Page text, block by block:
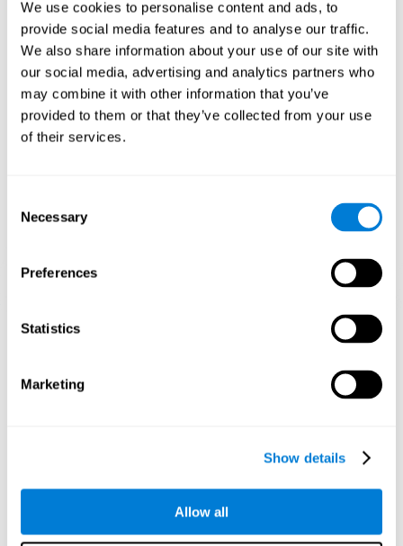
We use cookies to personalise content and ads, to
provide social media features and to analyse our traffic.
We also share information about your use of our site with
our social media, advertising and analytics partners who
may combine it with other information that you’ve
provided to them or that they’ve collected from your use
of their services.
Selection
Necessary
Preferences
Statistics
Marketing
Show details
Allow all
reorganizarse y a recuperar las funciones cognitivas debilitadas
o dañadas.
El juego mental Puzle 3D Artístico busca estimular las habilidades
relacionadas con la percepción visual y espacial. La estimulación
constante de nuestras habilidades puede ayudar a mejorar las
funciones cognitivas y crear nuevas sinapsis.
1ª SEMANA
Proyección gráfica orientativa de las redes neuronales después
¿Qué pasa cuando no entreno mis
no proporciona recursos para ese patrón de activación neuronal,
cognitiva, nos volvemos menos eficientes en nuestras